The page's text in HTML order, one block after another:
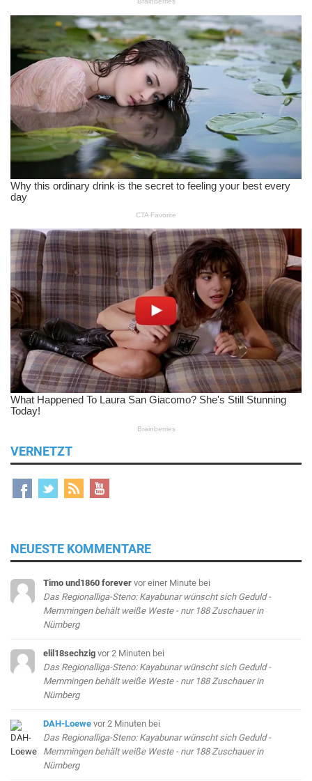
VERNETZT
NEUESTE KOMMENTARE
Timo und1860 forever vor einer Minute bei
Das Regionalliga-Steno: Kayabunar wünscht sich Geduld -
Memmingen behält weiße Weste - nur 188 Zuschauer in
Nürnberg
elil18sechzig vor 2 Minuten bei
Das Regionalliga-Steno: Kayabunar wünscht sich Geduld -
Memmingen behält weiße Weste - nur 188 Zuschauer in
Nürnberg
DAH-Loewe vor 2 Minuten bei
Das Regionalliga-Steno: Kayabunar wünscht sich Geduld -
Memmingen behält weiße Weste - nur 188 Zuschauer in
Nürnberg